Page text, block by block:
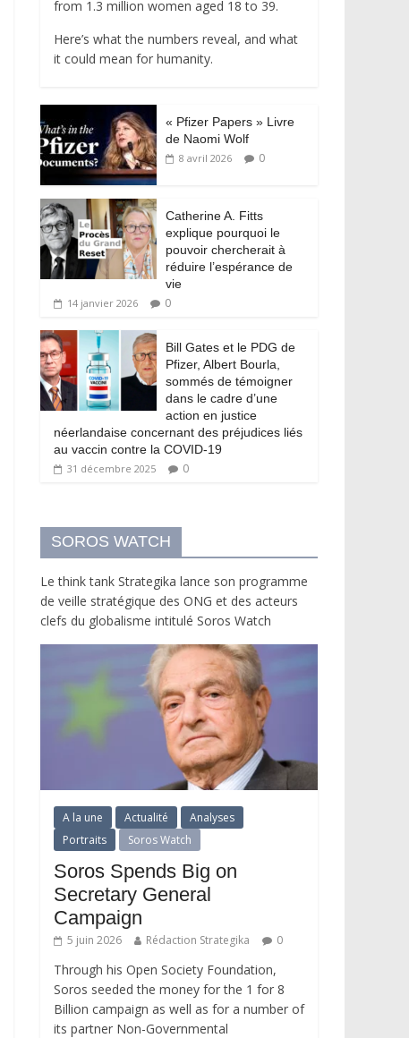
from 1.3 million women aged 18 to 39.
Here’s what the numbers reveal, and what
it could mean for humanity.
« Pfizer Papers » Livre
de Naomi Wolf
8 avril 2026 0
Catherine A. Fitts
explique pourquoi le
pouvoir chercherait à
réduire l’espérance de
vie
14 janvier 2026 0
Bill Gates et le PDG de
Pfizer, Albert Bourla,
sommés de témoigner
dans le cadre d’une
action en justice
néerlandaise concernant des préjudices liés
au vaccin contre la COVID-19
31 décembre 2025 0
SOROS WATCH
Le think tank Strategika lance son programme
de veille stratégique des ONG et des acteurs
clefs du globalisme intitulé Soros Watch
A la une Actualité
Analyses
Portraits
Soros Watch
Soros Spends Big on
Secretary General
Campaign
5 juin 2026 Rédaction Strategika 0
Through his Open Society Foundation,
Soros seeded the money for the 1 for 8
Billion campaign as well as for a number of
its partner Non-Governmental